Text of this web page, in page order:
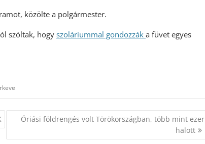
közölte a polgármester.
szóltak, hogy szoláriummal gondozzák a füvet egyes
Óriási földrengés volt Törökországban, több mint ezer
halott